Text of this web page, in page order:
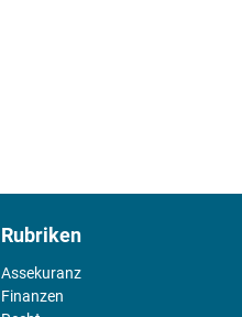
Rubriken
Assekuranz
Finanzen